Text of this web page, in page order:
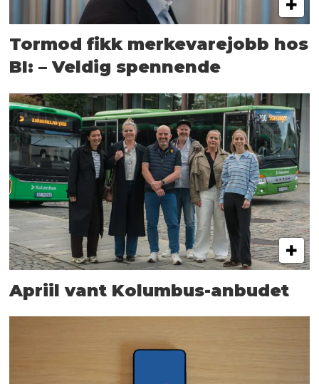
Tormod fikk merkevarejobb hos
BI: – Veldig spennende
Apriil vant Kolumbus-anbudet